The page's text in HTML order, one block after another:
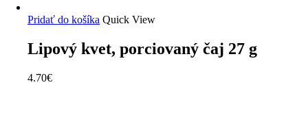
Pridať do košíka Quick View
Lipový kvet, porciovaný čaj 27 g
4.70€